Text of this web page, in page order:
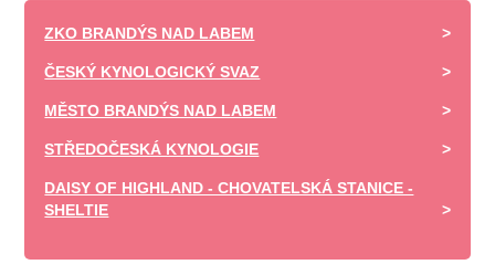
ZKO BRANDÝS NAD LABEM
ČESKÝ KYNOLOGICKÝ SVAZ
MĚSTO BRANDÝS NAD LABEM
STŘEDOČESKÁ KYNOLOGIE
DAISY OF HIGHLAND - CHOVATELSKÁ STANICE -
SHELTIE